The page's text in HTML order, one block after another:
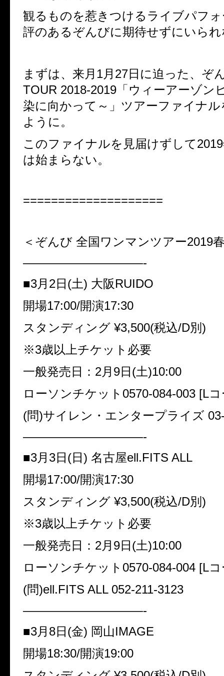
観るものを惹きつけるライブパフ
評のあるぞんびに期待せずにいら
まずは、来月1月27日に迫った、ぞ
TOUR 2018-2019 「ウィーアーゾン
染に向かって～」ツアーファイナ
ように。
このファイナルを見届けずして
は始まらない。
====================
＜ぞんび 全国ワンマンツアー2019
——————————-
■3月2日(土) 大阪RUIDO
開場17:00/開演17:30
スタンディング ¥3,500(税込/D別)
※3歳以上チケット必要
一般発売日：2月9日(土)10:00
ローソンチケット0570-084-003 [L
(問)サイレン・エンタープライズ
——————————-
■3月3日(日) 名古屋ell.FITS ALL
開場17:00/開演17:30
スタンディング ¥3,500(税込/D別)
※3歳以上チケット必要
一般発売日：2月9日(土)10:00
ローソンチケット0570-084-004 [L
(問)ell.FITS ALL 052-211-3123
——————————-
■3月8日(金) 岡山IMAGE
開場18:30/開演19:00